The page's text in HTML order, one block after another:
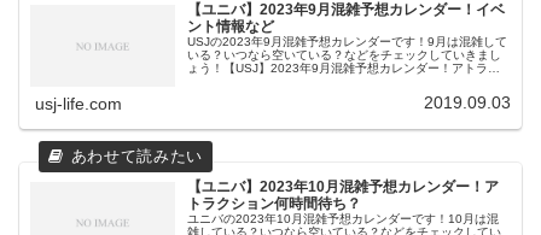
【ユニバ】2023年9月混雑予想カレンダー！イベ
ント情報など
USJの2023年9月混雑予想カレンダーです！9月は混雑して
いる？いつなら空いている？などをチェックしていきまし
ょう！【USJ】2023年9月混雑予想カレンダー！アトラク
usj-life.com 2019.09.03
【ユニバ】2023年10月混雑予想カレンダー！ア
トラクション何時間待ち？
ユニバの2023年10月混雑予想カレンダーです！10月は混
雑している？いつなら空いている？などをチェックしてい